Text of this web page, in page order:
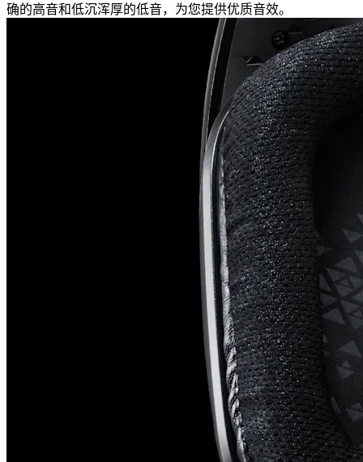
确的高音和低沉浑厚的低音，为您提供优质音效。